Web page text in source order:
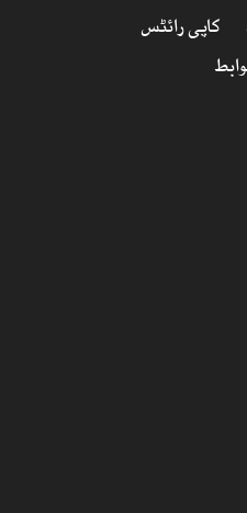
کاپی رائٹس